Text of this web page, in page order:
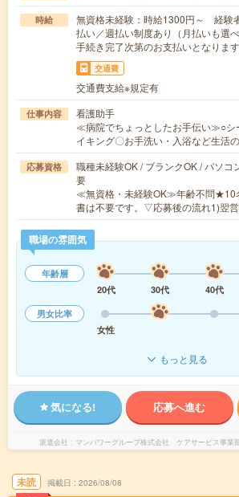
時給
無資格未経験：時給1300円～ 経験
払い／週払い制度あり（月払いも選
手続き完了次第のお支払いとなります
交通費
交通費支給※規定有
仕事内容
看護助手
≪病院でちょっとしたお手伝い≫○シ
イキング〇お手洗い・入浴など生活
応募資格
職種未経験OK / ブランクOK / パソコ
要
≪無資格・未経験OK≫年齢不問★10
書は不要です。▽応募後の流れ1)翌
職場の雰囲気
年齢層
20代
30代 40代
男女比率
女性
もっと見る
気になる! 応募へ進む
派遣会社 マンパワーグループ株式会社 ケアサービス事業
未読 掲載日 2026/08/08